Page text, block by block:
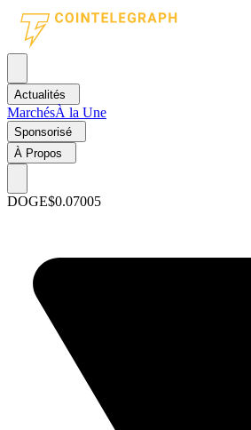
Actualités
MarchésÀ la Une
Sponsorisé
À Propos
DOGE$0.07005